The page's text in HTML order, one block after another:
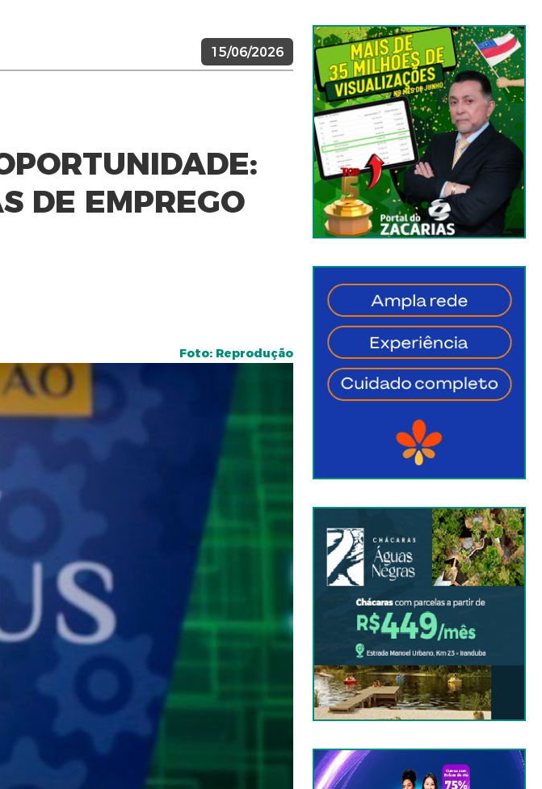
15/06/2026
DE EMPREGO
Foto: Reprodução